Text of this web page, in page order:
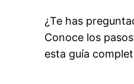
¿Te has
Conoce los
esta guía